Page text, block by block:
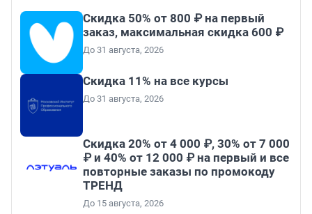
Скидка 50% от 800 ₽ на первый
заказ, максимальная скидка 600 ₽
До 31 августа, 2026
Скидка 11% на все курсы
До 31 августа, 2026
Скидка 20% от 4 000 ₽, 30% от 7 000
₽ и 40% от 12 000 ₽ на первый и все
повторные заказы по промокоду
ТРЕНД
До 15 августа, 2026